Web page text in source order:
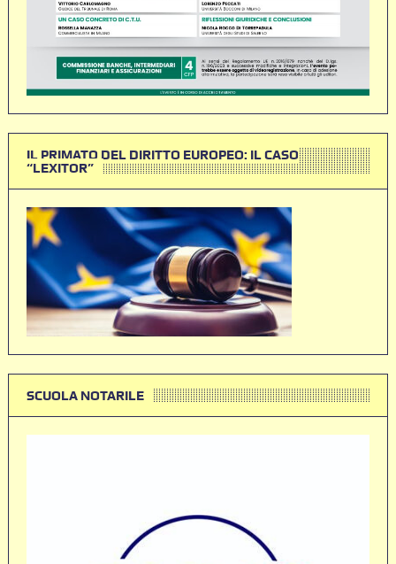
IL PRIMATO DEL DIRITTO EUROPEO: IL CASO
“LEXITOR”
SCUOLA NOTARILE